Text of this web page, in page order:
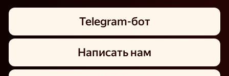
Telegram-бот
Написать нам